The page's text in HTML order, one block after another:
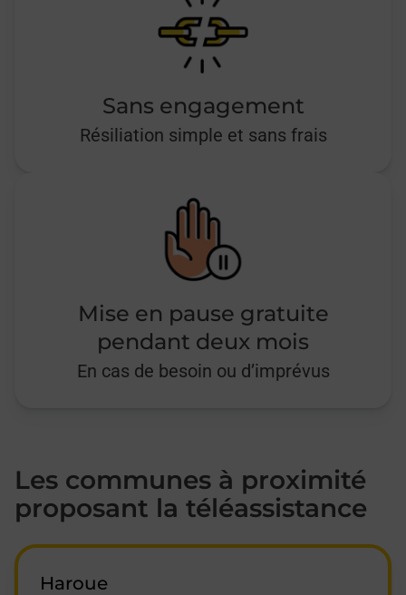
Sans engagement
Résiliation simple et sans frais
Mise en pause gratuite
pendant deux mois
En cas de besoin ou d’imprévus
Les communes à proximité
proposant la téléassistance
Haroue